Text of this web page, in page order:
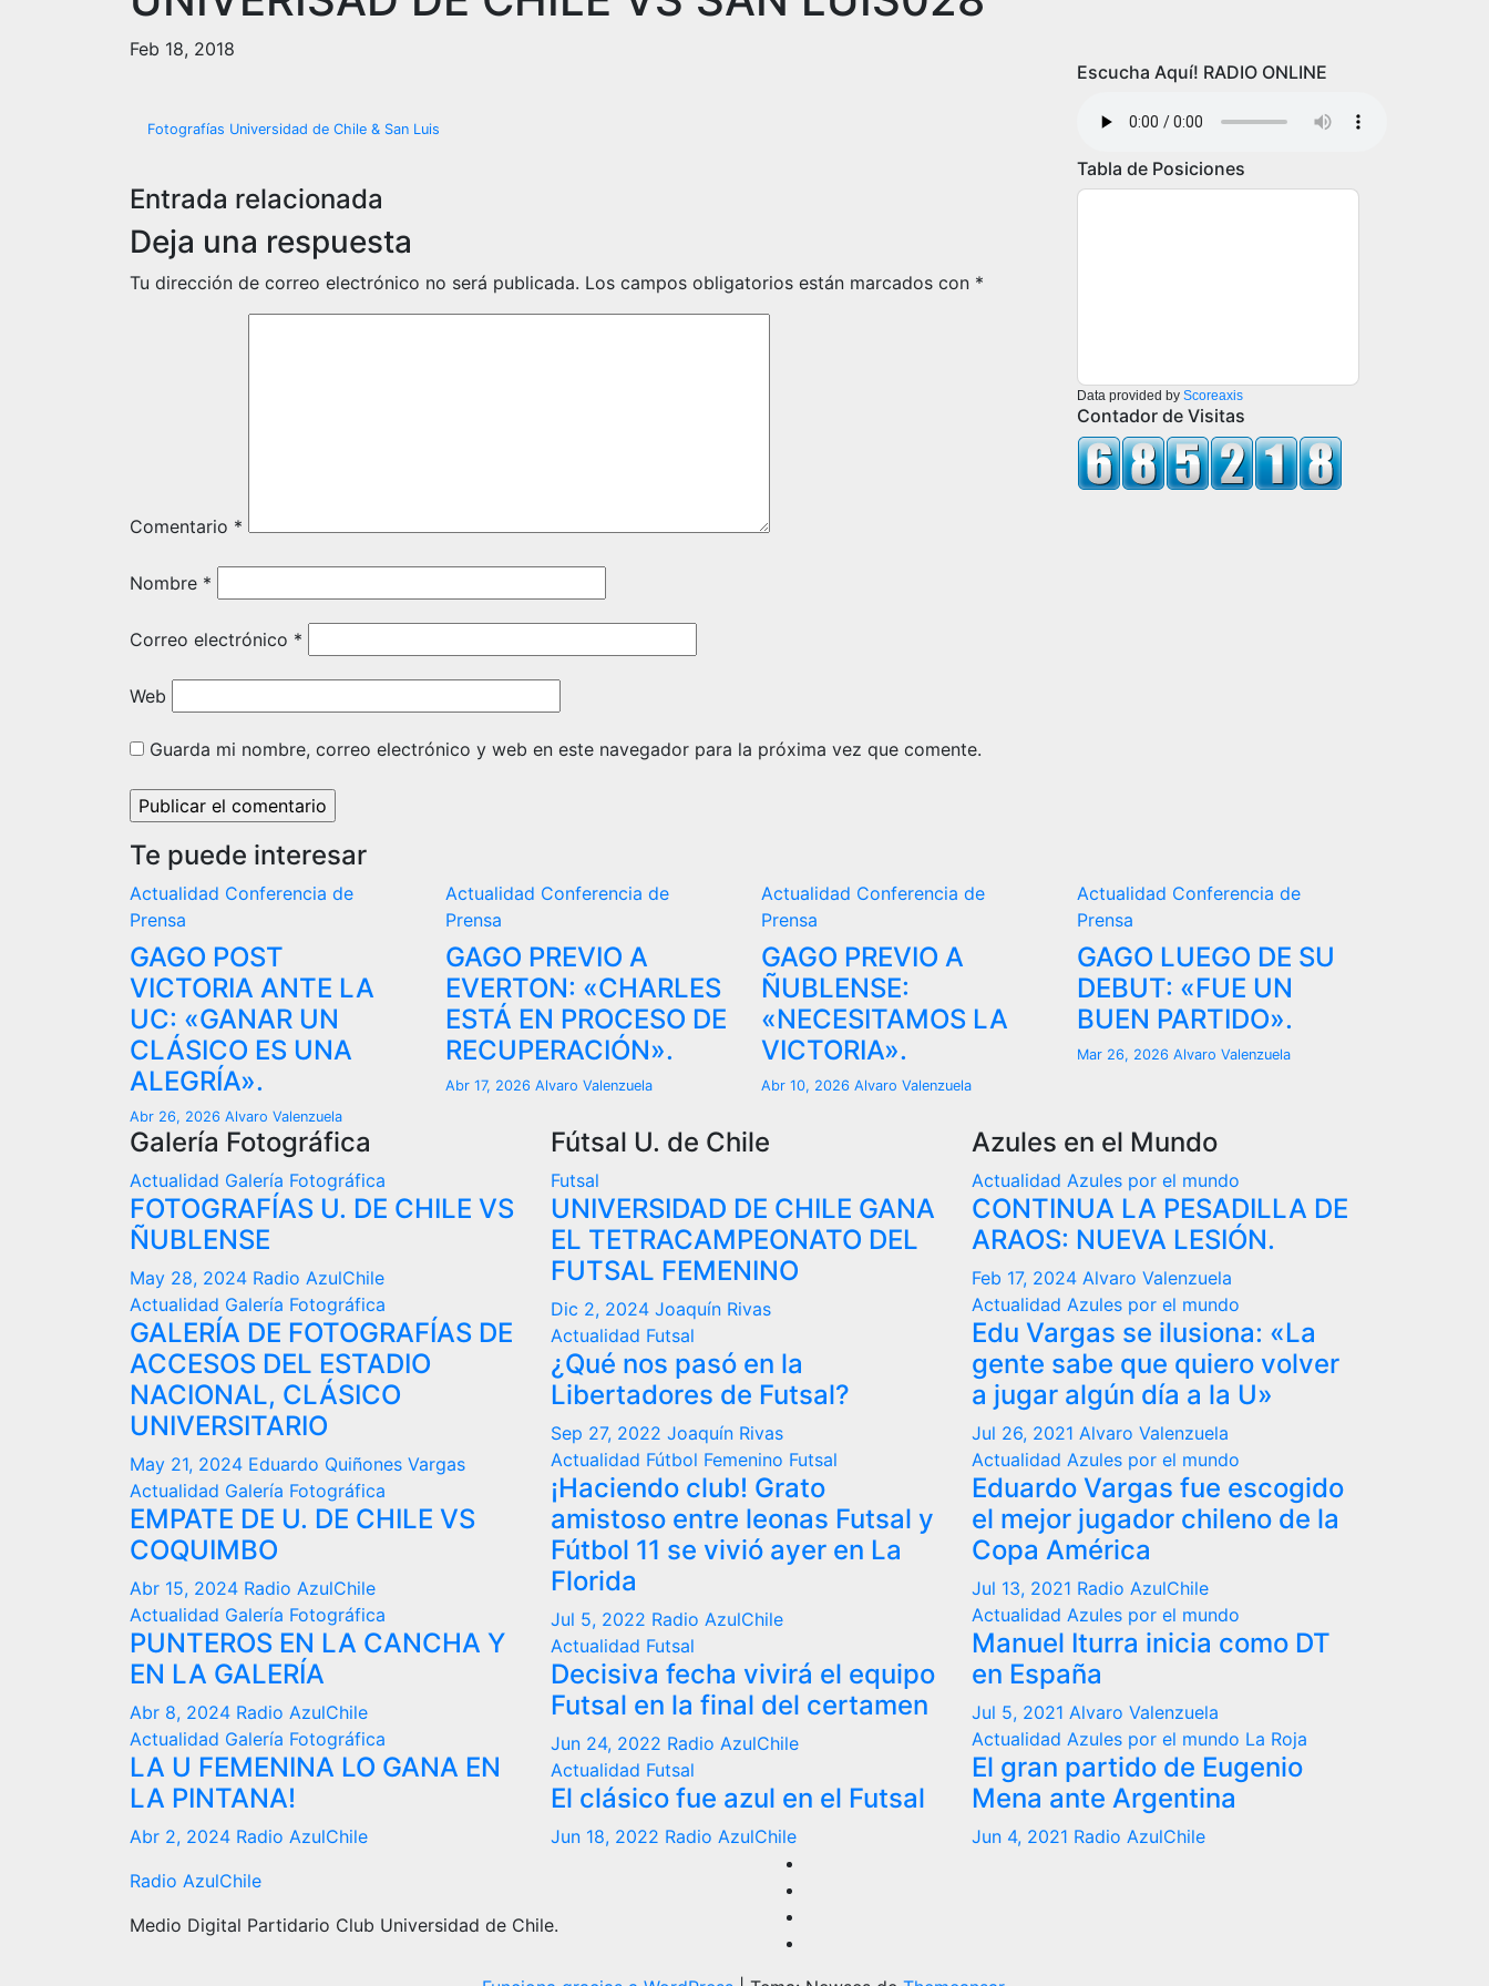
Feb 18, 2018
Navegación
de
entradas
Fotografías Universidad de Chile & San Luis
Entrada relacionada
Deja una respuesta
Tu dirección de correo electrónico no será publicada. Los campos obligatorios están marcados con *
Comentario *
Nombre *
Correo electrónico *
Web
Guarda mi nombre, correo electrónico y web en este navegador para la próxima vez que comente.
Escucha Aquí! RADIO ONLINE
Tabla de Posiciones
Data provided by Scoreaxis
Contador de Visitas
Te puede interesar
Actualidad Conferencia de
Prensa
GAGO POST
VICTORIA ANTE LA
UC: «GANAR UN
CLÁSICO ES UNA
ALEGRÍA».
Abr 26, 2026 Alvaro Valenzuela
Actualidad Conferencia de
Prensa
GAGO PREVIO A
EVERTON: «CHARLES
ESTÁ EN PROCESO DE
RECUPERACIÓN».
Abr 17, 2026 Alvaro Valenzuela
Actualidad Conferencia de
Prensa
GAGO PREVIO A
ÑUBLENSE:
«NECESITAMOS LA
VICTORIA».
Abr 10, 2026 Alvaro Valenzuela
Actualidad Conferencia de
Prensa
GAGO LUEGO DE SU
DEBUT: «FUE UN
BUEN PARTIDO».
Mar 26, 2026 Alvaro Valenzuela
Galería Fotográfica
Actualidad Galería Fotográfica
FOTOGRAFÍAS U. DE CHILE VS
ÑUBLENSE
May 28, 2024 Radio AzulChile
Actualidad Galería Fotográfica
GALERÍA DE FOTOGRAFÍAS DE
ACCESOS DEL ESTADIO
NACIONAL, CLÁSICO
UNIVERSITARIO
May 21, 2024 Eduardo Quiñones Vargas
Actualidad Galería Fotográfica
EMPATE DE U. DE CHILE VS
COQUIMBO
Abr 15, 2024 Radio AzulChile
Actualidad Galería Fotográfica
PUNTEROS EN LA CANCHA Y
EN LA GALERÍA
Abr 8, 2024 Radio AzulChile
Actualidad Galería Fotográfica
LA U FEMENINA LO GANA EN
LA PINTANA!
Abr 2, 2024 Radio AzulChile
Fútsal U. de Chile
Futsal
UNIVERSIDAD DE CHILE GANA
EL TETRACAMPEONATO DEL
FUTSAL FEMENINO
Dic 2, 2024 Joaquín Rivas
Actualidad Futsal
¿Qué nos pasó en la
Libertadores de Futsal?
Sep 27, 2022 Joaquín Rivas
Actualidad Fútbol Femenino Futsal
¡Haciendo club! Grato
amistoso entre leonas Futsal y
Fútbol 11 se vivió ayer en La
Florida
Jul 5, 2022 Radio AzulChile
Actualidad Futsal
Decisiva fecha vivirá el equipo
Futsal en la final del certamen
Jun 24, 2022 Radio AzulChile
Actualidad Futsal
El clásico fue azul en el Futsal
Jun 18, 2022 Radio AzulChile
Azules en el Mundo
Actualidad Azules por el mundo
CONTINUA LA PESADILLA DE
ARAOS: NUEVA LESIÓN.
Feb 17, 2024 Alvaro Valenzuela
Actualidad Azules por el mundo
Edu Vargas se ilusiona: «La
gente sabe que quiero volver
a jugar algún día a la U»
Jul 26, 2021 Alvaro Valenzuela
Actualidad Azules por el mundo
Eduardo Vargas fue escogido
el mejor jugador chileno de la
Copa América
Jul 13, 2021 Radio AzulChile
Actualidad Azules por el mundo
Manuel Iturra inicia como DT
en España
Jul 5, 2021 Alvaro Valenzuela
Actualidad Azules por el mundo La Roja
El gran partido de Eugenio
Mena ante Argentina
Jun 4, 2021 Radio AzulChile
Radio AzulChile
Medio Digital Partidario Club Universidad de Chile.